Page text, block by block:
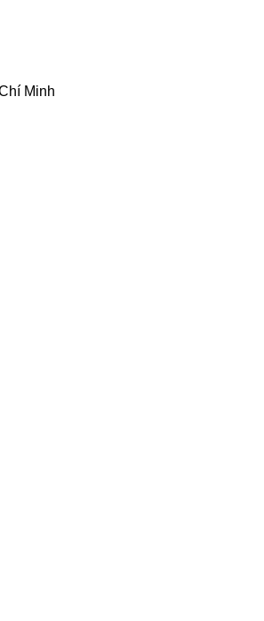
Minh